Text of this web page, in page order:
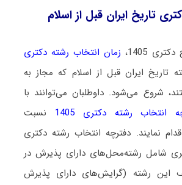
تاریخ ایران قبل از اسلام
1405،
زمان انتخاب رشته دکتری
تاریخ ایران قبل از اسلام که مجاز به
شروع می‌شود. داوطلبان می‌توانند با
انتخاب رشته دکتری 1405
نسبت
نمایند. دفترچه انتخاب رشته دکتری
شامل رشته‌محل‌های دارای پذیرش در
این رشته (گرایش‌های دارای پذیرش